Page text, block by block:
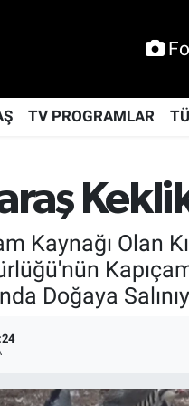
TV PROGRAMLAR
Kaynağı Olan
Doğaya